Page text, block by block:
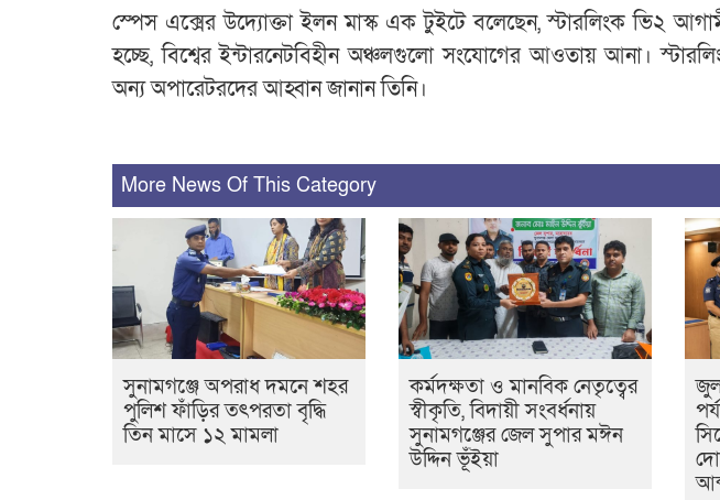
স্পেস এক্সের উদ্যোক্তা ইলন মাস্ক এক টুইটে বলেছেন, স্টারলিংক ভি২
হচ্ছে, বিশ্বের ইন্টারনেটবিহীন অঞ্চলগুলো সংযোগের আওতায় আনা।
অন্য অপারেটরদের আহ্বান জানান তিনি।
More News Of This Category
সুনামগঞ্জে অপরাধ দমনে শহর
পুলিশ ফাঁড়ির তৎপরতা বৃদ্ধি
তিন মাসে ১২ মামলা
কর্মদক্ষতা ও মানবিক নেতৃত্বের
স্বীকৃতি, বিদায়ী সংবর্ধনায়
সুনামগঞ্জের জেল সুপার মঈন
উদ্দিন ভূঁইয়া